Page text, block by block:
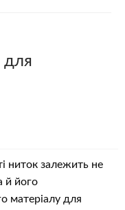
для
ниток залежить не
й його
матеріалу для